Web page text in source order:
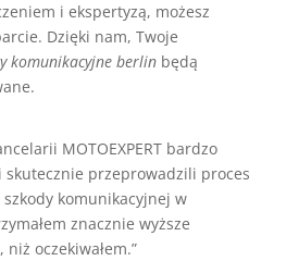
i ekspertyzą, możesz
Dzięki nam, Twoje
komunikacyjne berlinbędą
MOTOEXPERT bardzo
przeprowadzili proces
komunikacyjnej w
znacznie wyższe
oczekiwałem.”